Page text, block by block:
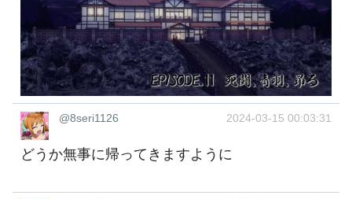
@8seri1126 2024-03-15 00:03:31
どうか無事に帰ってきますように